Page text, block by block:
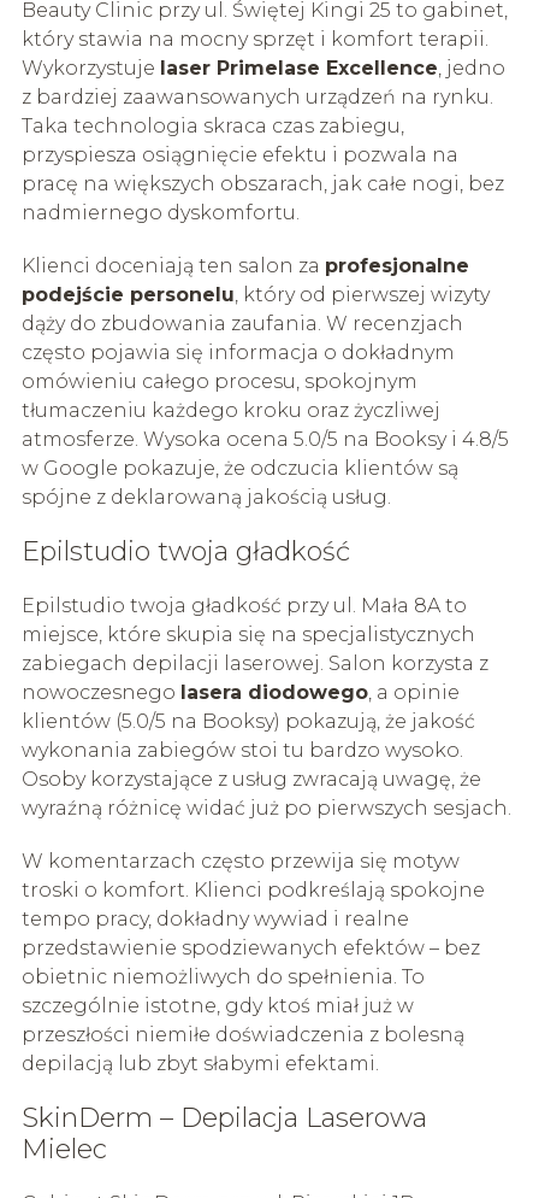
Beauty Clinic przy ul. Świętej Kingi 25 to gabinet,
który stawia na mocny sprzęt i komfort terapii.
Wykorzystuje laser Primelase Excellence, jedno
z bardziej zaawansowanych urządzeń na rynku.
Taka technologia skraca czas zabiegu,
przyspiesza osiągnięcie efektu i pozwala na
pracę na większych obszarach, jak całe nogi, bez
nadmiernego dyskomfortu.
Klienci doceniają ten salon za profesjonalne
podejście personelu, który od pierwszej wizyty
dąży do zbudowania zaufania. W recenzjach
często pojawia się informacja o dokładnym
omówieniu całego procesu, spokojnym
tłumaczeniu każdego kroku oraz życzliwej
atmosferze. Wysoka ocena 5.0/5 na Booksy i 4.8/5
w Google pokazuje, że odczucia klientów są
spójne z deklarowaną jakością usług.
Epilstudio twoja gładkość
Epilstudio twoja gładkość przy ul. Mała 8A to
miejsce, które skupia się na specjalistycznych
zabiegach depilacji laserowej. Salon korzysta z
nowoczesnego lasera diodowego, a opinie
klientów (5.0/5 na Booksy) pokazują, że jakość
wykonania zabiegów stoi tu bardzo wysoko.
Osoby korzystające z usług zwracają uwagę, że
wyraźną różnicę widać już po pierwszych sesjach.
W komentarzach często przewija się motyw
troski o komfort. Klienci podkreślają spokojne
tempo pracy, dokładny wywiad i realne
przedstawienie spodziewanych efektów – bez
obietnic niemożliwych do spełnienia. To
szczególnie istotne, gdy ktoś miał już w
przeszłości niemiłe doświadczenia z bolesną
depilacją lub zbyt słabymi efektami.
SkinDerm – Depilacja Laserowa
Mielec